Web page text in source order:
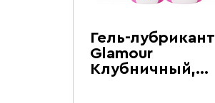
Гель-лубрикант
Glamour
Клубничный,…